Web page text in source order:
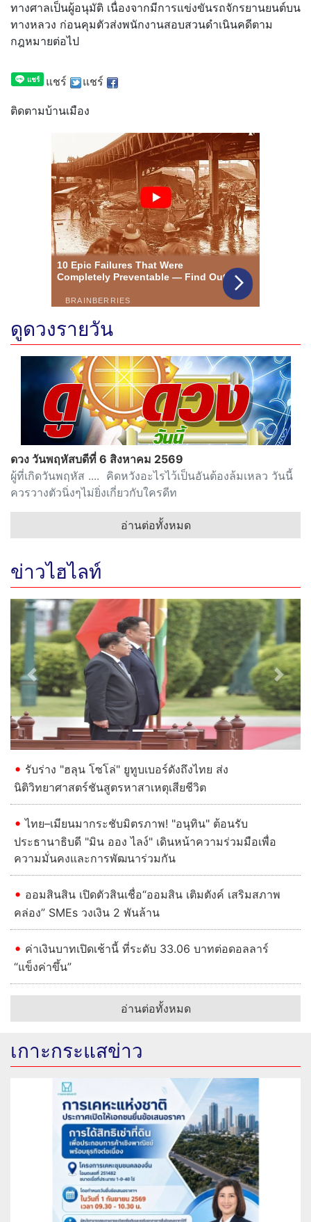
ทางศาลเป็นผู้อนุมัติ เนื่องจากมีการแข่งขันรถจักรยานยนต์บน
ทางหลวง ก่อนคุมตัวส่งพนักงานสอบสวนดำเนินคดีตาม
กฎหมายต่อไป
แชร์ แชร์
ติดตามบ้านเมือง
ดูดวงรายวัน
ดวง วันพฤหัสบดีที่ 6 สิงหาคม 2569
ผู้ที่เกิดวันพฤหัส .... คิดหวังอะไรไว้เป็นอันต้องล้มเหลว วันนี้
ควรวางตัวนิ่งๆไม่ยิ่งเกี่ยวกับใครดีท
อ่านต่อทั้งหมด
ข่าวไฮไลท์
Previous Next
รับร่าง "ฮลุน โซโล่" ยูทูบเบอร์ดังถึงไทย ส่ง
นิติวิทยาศาสตร์ชันสูตรหาสาเหตุเสียชีวิต
ไทย–เมียนมากระชับมิตรภาพ! "อนุทิน" ต้อนรับ
ประธานาธิบดี "มิน ออง ไลง์" เดินหน้าความร่วมมือเพื่อ
ความมั่นคงและการพัฒนาร่วมกัน
ออมสินสิน เปิดตัวสินเชื่อ“ออมสิน เติมตังค์ เสริมสภาพ
คล่อง” SMEs วงเงิน 2 พันล้าน
ค่าเงินบาทเปิดเช้านี้ ที่ระดับ 33.06 บาทต่อดอลลาร์
“แข็งค่าขึ้น”
อ่านต่อทั้งหมด
เกาะกระแสข่าว